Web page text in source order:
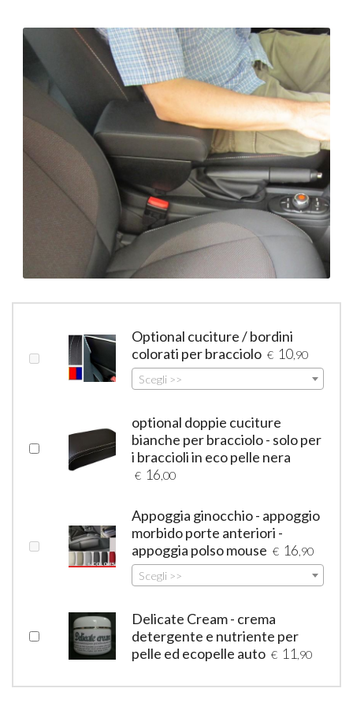
Optional cuciture / bordini
colorati per bracciolo € 10 ,90
Scegli >>
optional doppie cuciture
bianche per bracciolo - solo per
i braccioli in eco pelle nera
€ 16 ,00
Appoggia ginocchio - appoggio
morbido porte anteriori -
appoggia polso mouse € 16 ,90
Scegli >>
Delicate Cream - crema
detergente e nutriente per
pelle ed ecopelle auto € 11 ,90